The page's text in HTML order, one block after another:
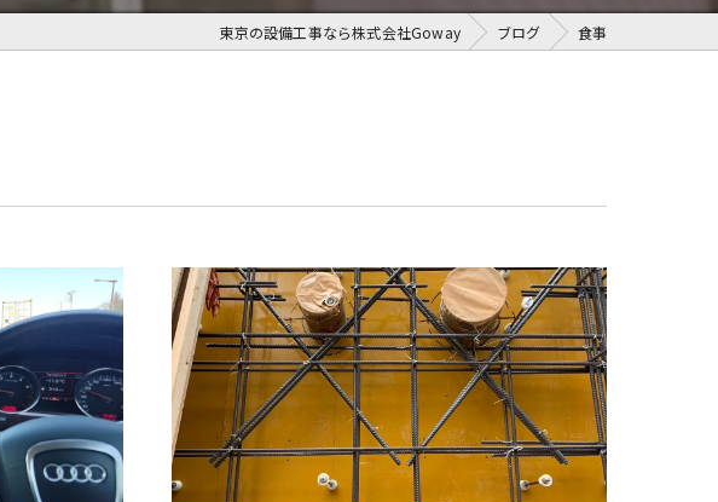
東京の設備工事なら株式会社Goway ブログ 食事